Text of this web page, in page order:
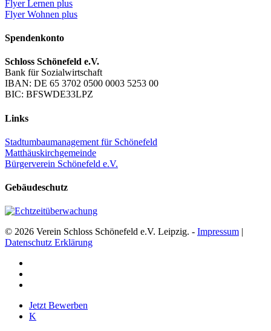
Flyer Lernen plus
Flyer Wohnen plus
Spendenkonto
Schloss Schönefeld e.V.
Bank für Sozialwirtschaft
IBAN: DE 65 3702 0500 0003 5253 00
BIC: BFSWDE33LPZ
Links
Stadtumbaumanagement für Schönefeld
Matthäuskirchgemeinde
Bürgerverein Schönefeld e.V.
Gebäudeschutz
© 2026 Verein Schloss Schönefeld e.V. Leipzig. - Impressum |
Datenschutz Erklärung
Close
Menu
Jetzt Bewerben
K